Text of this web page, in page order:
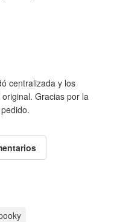
centralizada y los
Gracias por la